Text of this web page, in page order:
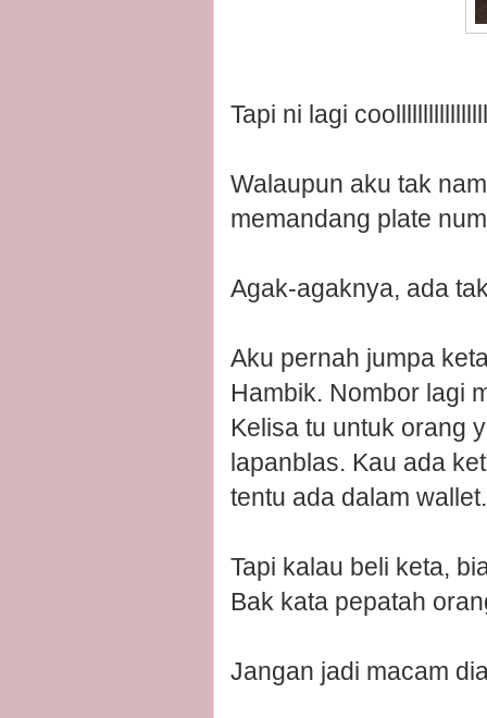
Tapi ni lagi
Walaupun aku tak
memandang plate
Agak-agaknya, ada
Aku pernah jumpa
Hambik. Nombor lagi
Kelisa tu untuk orang
lapanblas. Kau ada
tentu ada dalam wallet.
Tapi kalau beli keta,
Bak kata pepatah
Jangan jadi macam